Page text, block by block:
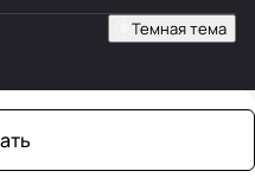
Темная тема